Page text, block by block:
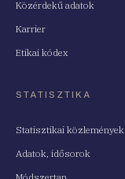
Közérdekű adatok
Karrier
Etikai kódex
STATISZTIKA
Statisztikai közlemények
Adatok, idősorok